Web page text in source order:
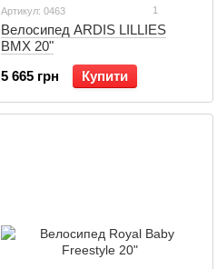
Артикул: 0463 1
Велосипед ARDIS LILLIES
BMX 20"
5 665 грн
Купити